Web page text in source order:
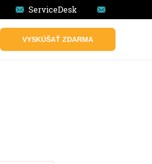
ServiceDesk
VYSKÚŠAŤ ZDARMA